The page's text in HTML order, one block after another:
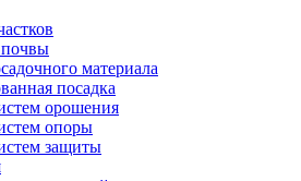
материала
посадка
орошения
опоры
защиты